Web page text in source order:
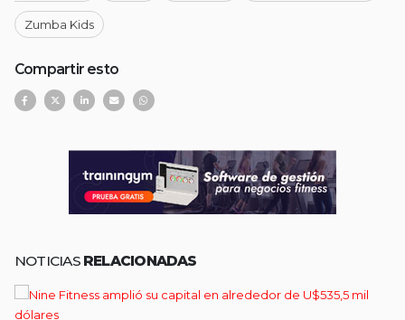
Zumba Kids
Compartir esto
NOTICIAS RELACIONADAS